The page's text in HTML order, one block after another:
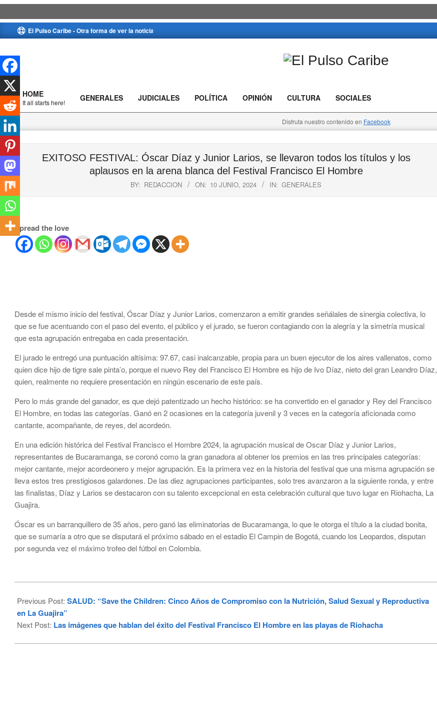
to
El Pulso Caribe - Otra forma de ver la noticia
Caribe
Primary
Navigation
Menu
HOME
It all starts here! GENERALES JUDICIALES POLÍTICA OPINIÓN CULTURA SOCIALES
Disfruta nuestro contenido en Facebook
EXITOSO FESTIVAL: Óscar Díaz y Junior Larios, se llevaron todos los títulos y los
aplausos en la arena blanca del Festival Francisco El Hombre
BY: REDACCION ON: 10 JUNIO, 2024 IN: GENERALES
Spread the love
Desde el mismo inicio del festival, Óscar Díaz y Junior Larios, comenzaron a emitir grandes señálales de sinergia colectiva, lo
que se fue acentuando con el paso del evento, el público y el jurado, se fueron contagiando con la alegría y la simetría musical
que esta agrupación entregaba en cada presentación.
El jurado le entregó una puntuación altísima: 97.67, casi inalcanzable, propia para un buen ejecutor de los aires vallenatos, como
quien dice hijo de tigre sale pinta’o, porque el nuevo Rey del Francisco El Hombre es hijo de Ivo Díaz, nieto del gran Leandro Díaz,
quien, realmente no requiere presentación en ningún escenario de este país.
Pero lo más grande del ganador, es que dejó patentizado un hecho histórico: se ha convertido en el ganador y Rey del Francisco
El Hombre, en todas las categorías. Ganó en 2 ocasiones en la categoría juvenil y 3 veces en la categoría aficionada como
cantante, acompañante, de reyes, del acordeón.
En una edición histórica del Festival Francisco el Hombre 2024, la agrupación musical de Oscar Díaz y Junior Larios,
representantes de Bucaramanga, se coronó como la gran ganadora al obtener los premios en las tres principales categorías:
mejor cantante, mejor acordeonero y mejor agrupación. Es la primera vez en la historia del festival que una misma agrupación se
lleva estos tres prestigiosos galardones. De las diez agrupaciones participantes, solo tres avanzaron a la siguiente ronda, y entre
las finalistas, Díaz y Larios se destacaron con su talento excepcional en esta celebración cultural que tuvo lugar en Riohacha, La
Guajira.
Óscar es un barranquillero de 35 años, pero ganó las eliminatorias de Bucaramanga, lo que le otorga el título a la ciudad bonita,
que se sumaría a otro que se disputará el próximo sábado en el estadio El Campin de Bogotá, cuando los Leopardos, disputan
por segunda vez el máximo trofeo del fútbol en Colombia.
06-
10
Previous Post: SALUD: “Save the Children: Cinco Años de Compromiso con la Nutrición, Salud Sexual y Reproductiva
en La Guajira”
Next Post: Las imágenes que hablan del éxito del Festival Francisco El Hombre en las playas de Riohacha